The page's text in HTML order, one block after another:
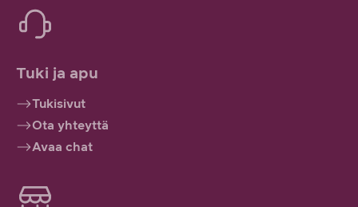
Tuki ja apu
Tukisivut
Ota yhteyttä
Avaa chat